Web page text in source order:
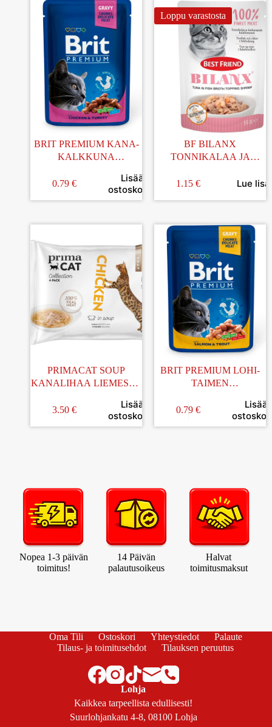
BRIT PREMIUM KANA-
KALKKUNA
AIKUISILLE KISSOILLE
0.79 €
Lisää
ostoskoriin
Loppu varastosta
BF BILANX
TONNIKALAA JA
KALALIEMESSÄ 55G
1.15 € Lue
PRIMACAT SOUP
KANALIHAA LIEMESSÄ
3.50 €
Lisää
ostoskoriin
BRIT PREMIUM LOHI-
TAIMEN
AIKUISILLE KISSOILLE
0.79 €
Lisää
Nopea 1-3 päivän
toimitus!
14 Päivän
palautusoikeus
Halvat
toimitusmaksut
Oma Tili Ostoskori Yhteystiedot
Palaute
Tilaus- ja toimitusehdot
Tilauksen peruutus
Lohja
Kaikkea tarpeellista edullisesti!
Suurlohjankatu 4-8, 08100 Lohja